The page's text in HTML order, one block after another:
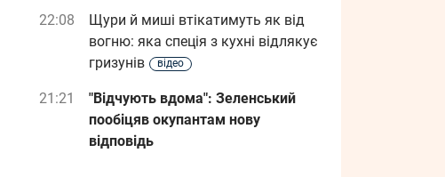
22:08
Щури й миші втікатимуть як від
вогню: яка спеція з кухні відлякує
гризунів
відео
21:21
"Відчують вдома": Зеленський
пообіцяв окупантам нову
відповідь